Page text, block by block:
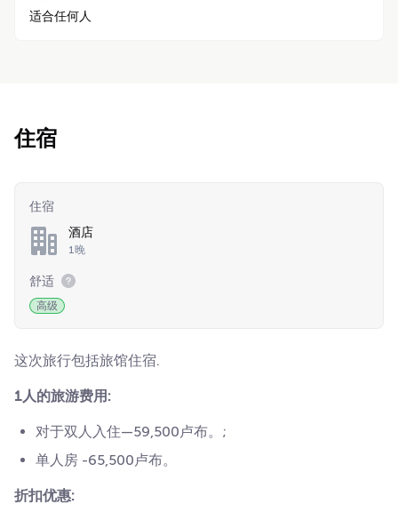
适合任何人
住宿
住宿
酒店
1晚
舒适
高级
这次旅行包括旅馆住宿.
1人的旅游费用:
对于双人入住—59,500卢布。;
单人房 -65,500卢布。
折扣优惠: